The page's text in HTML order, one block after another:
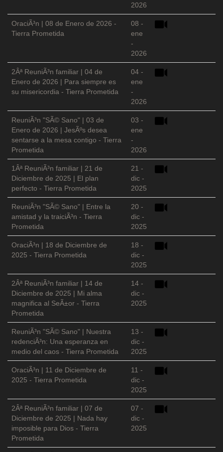
2026
OraciÃ³n | 08 de Enero de 2026 -
Tierra Prometida
08 -
ene
-
2026
2Âª ReuniÃ³n familiar | 04 de
Enero de 2026 | Para siempre es
su misericordia - Tierra Prometida
04 -
ene
-
2026
ReuniÃ³n "SÃ© Sano" | 03 de
Enero de 2026 | JesÃºs desea
sentarse a la mesa contigo - Tierra
Prometida
03 -
ene
-
2026
1Âª ReuniÃ³n familiar | 21 de
Diciembre de 2025 | El plan
perfecto - Tierra Prometida
21 -
dic -
2025
ReuniÃ³n "SÃ© Sano" | Entre la
amistad y la traiciÃ³n - Tierra
Prometida
20 -
dic -
2025
OraciÃ³n | 18 de Diciembre de
2025 - Tierra Prometida
18 -
dic -
2025
2Âª ReuniÃ³n familiar | 14 de
Diciembre de 2025 | Mi alma
magnifica al SeÃ±or - Tierra
Prometida
14 -
dic -
2025
ReuniÃ³n "SÃ© Sano" | Nuestra
redenciÃ³n: Una esperanza en
medio del caos - Tierra Prometida
13 -
dic -
2025
OraciÃ³n | 11 de Diciembre de
2025 - Tierra Prometida
11 -
dic -
2025
2Âª ReuniÃ³n familiar | 07 de
Diciembre de 2025 | Nada hay
imposible para Dios - Tierra
Prometida
07 -
dic -
2025